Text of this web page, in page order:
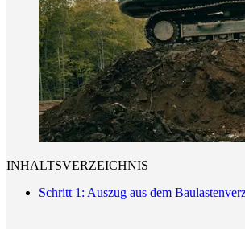
INHALTSVERZEICHNIS
Schritt 1: Auszug aus dem